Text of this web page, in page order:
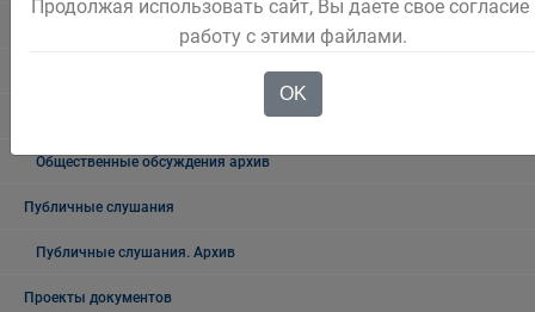
Официальный комментарий
Общественные обсуждения архив
Публичные слушания
Публичные слушания. Архив
Проекты документов
Продолжая использовать сайт, Вы даете свое согласие
работу с этими файлами.
OK